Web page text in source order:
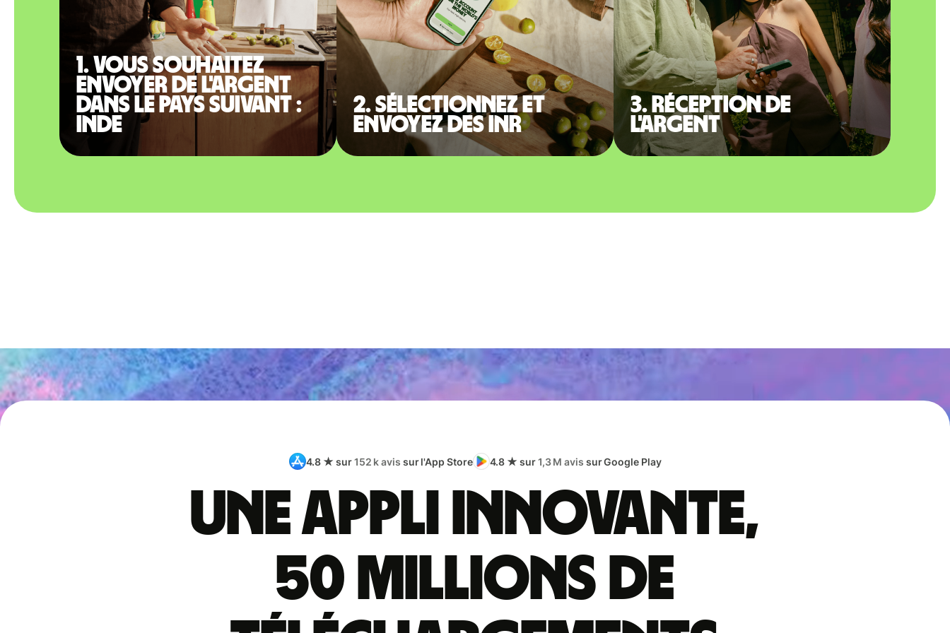
1. Vous souhaitez
envoyer de l'argent
dans le pays suivant :
Inde
2. Sélectionnez et
envoyez des INR
3. Réception de
l'argent
4.8 ★ sur152 k avis sur l'App Store 4.8 ★ sur1,3 M avis sur Google Play
Une appli innovante,
50 millions de